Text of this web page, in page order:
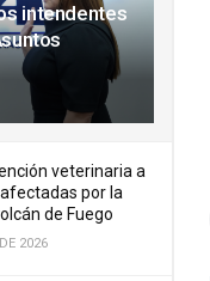
intendentes
veterinaria a
por la
de Fuego
2026